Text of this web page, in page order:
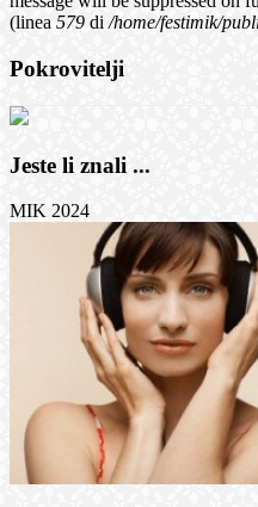
(linea 579 di/home/festimik/
Pokrovitelji
Jeste li znali ...
MIK 2024